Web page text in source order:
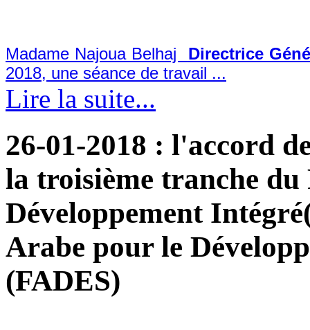
Madame Najoua Belhaj Directrice
2018, une séance de travail ...
Lire la suite...
26-01-2018 : l'accord
la troisième tranche du
Développement
Arabe pour le
(FADES)